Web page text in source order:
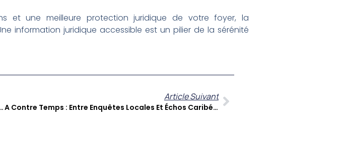
et une meilleure protection juridique de votre foyer, la
information juridique accessible est un pilier de la sérénité
Des Avocats Martiniquais
Article Suivant
A Contre Temps : Entre Enquêtes Locales Et Échos Caribéens, Une Analyse Sans Concession